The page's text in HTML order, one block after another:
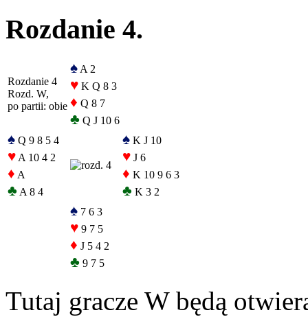
Rozdanie 4.
Rozdanie 4
Rozd. W,
po partii: obie
♠ A 2
♥ K Q 8 3
♦ Q 8 7
♣ Q J 10 6
♠ Q 9 8 5 4
♥ A 10 4 2
♦ A
♣ A 8 4
♠ K J 10
♥ J 6
♦ K 10 9 6 3
♣ K 3 2
♠ 7 6 3
♥ 9 7 5
♦ J 5 4 2
♣ 9 7 5
Tutaj gracze W będą